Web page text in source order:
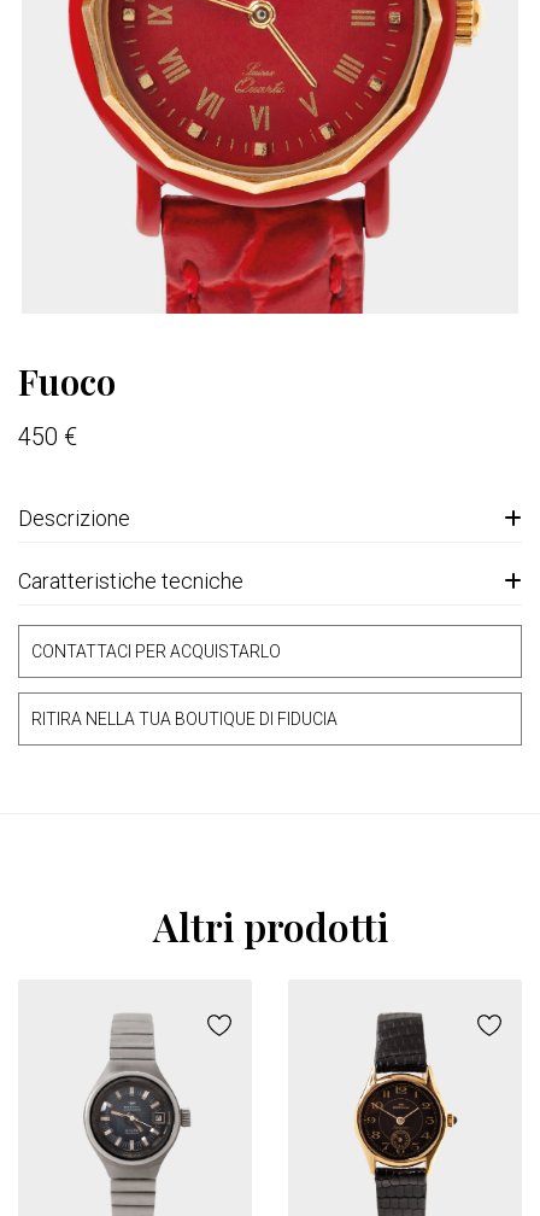
Fuoco
450 €
Descrizione
Caratteristiche tecniche
CONTATTACI PER ACQUISTARLO
RITIRA NELLA TUA BOUTIQUE DI FIDUCIA
Altri prodotti